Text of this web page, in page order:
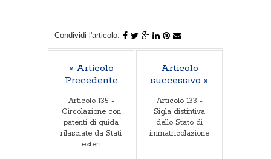
Condividi l'articolo:
« Articolo
Precedente
Articolo 135 -
Circolazione con
patenti di guida
rilasciate da Stati
esteri
Articolo
successivo »
Articolo 133 -
Sigla distintiva
dello Stato di
immatricolazione